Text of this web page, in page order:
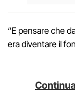
“E pensare che
era diventare il